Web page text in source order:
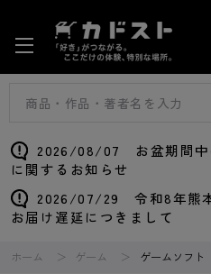
2026/08/07 お盆期間中
に関するお知らせ
2026/07/29 令和8年熊
お届け遅延につきまして
ホーム ゲーム ゲームソフト